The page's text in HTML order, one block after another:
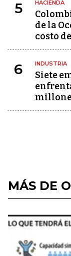
5 HACIENDA
de la
costo
6 INDUSTRIA
Siete
MÁS DE